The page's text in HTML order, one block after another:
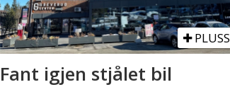
PLUSS
Fant igjen stjålet bil